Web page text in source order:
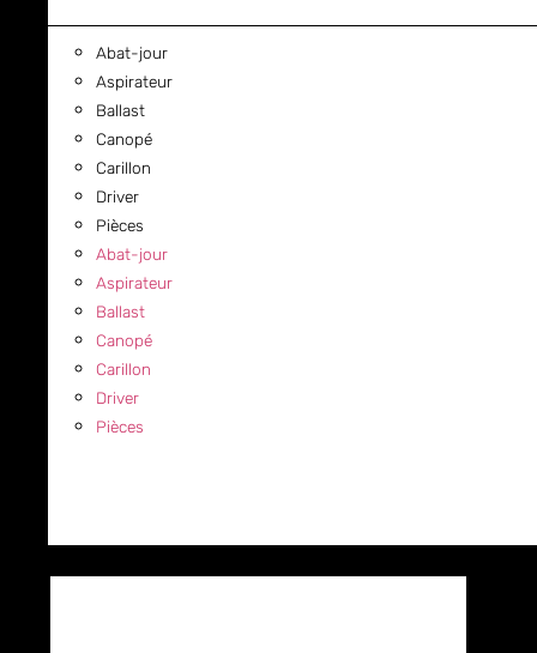
Abat-jour
Aspirateur
Ballast
Canopé
Carillon
Driver
Pièces
Abat-jour
Aspirateur
Ballast
Canopé
Carillon
Driver
Pièces